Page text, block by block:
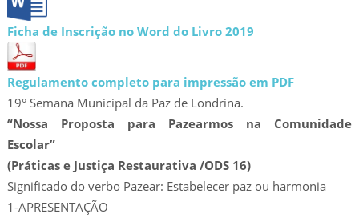
Ficha de Inscrição no Word do Livro 2019
Regulamento completo para impressão em PDF
19° Semana Municipal da Paz de Londrina.
“Nossa Proposta para Pazearmos na Comunidade
Escolar”
(Práticas e Justiça Restaurativa /ODS 16)
Significado do verbo Pazear: Estabelecer paz ou harmonia
1-APRESENTAÇÃO